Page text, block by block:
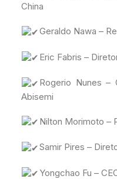
China
Geraldo Nawa –
Eric Fabris –
Rogerio Nunes –
Abisemi
Nilton Morimoto –
Samir Pires –
Yongchao Fu –